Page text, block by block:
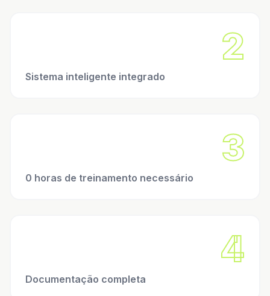
2
Sistema inteligente integrado
3
0 horas de treinamento necessário
4
Documentação completa